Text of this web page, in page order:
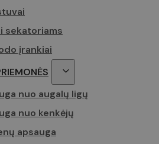
sekatoriams
įrankiai
nuo augalų ligų
nuo kenkėjų
apsauga